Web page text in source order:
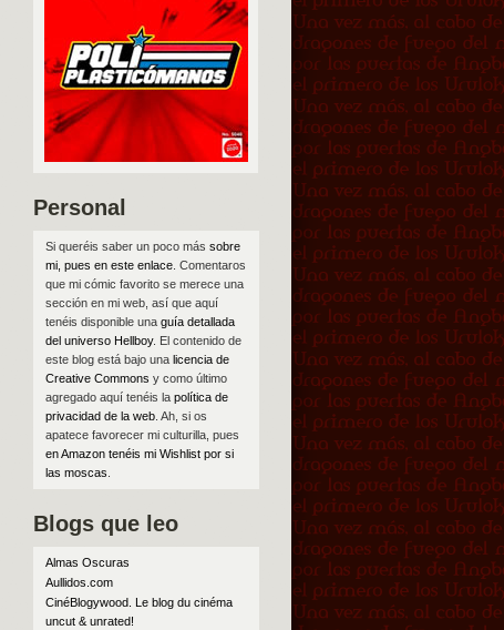
Personal
Si queréis saber un poco más sobre
mi, pues en este enlace. Comentaros
que mi cómic favorito se merece una
sección en mi web, así que aquí
tenéis disponible una guía detallada
del universo Hellboy. El contenido de
este blog está bajo una licencia de
Creative Commons y como último
agregado aquí tenéis la política de
privacidad de la web. Ah, si os
apatece favorecer mi culturilla, pues
en Amazon tenéis mi Wishlist por si
las moscas
Blogs que leo
Almas Oscuras
Aullidos.com
CinéBlogywood. Le blog du cinéma
uncut & unrated!